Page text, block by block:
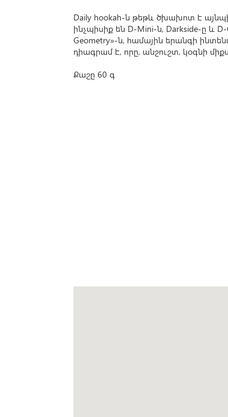
Daily hookah-ն թեթև ծխախոտ է
ինչպիսիք են D-Mini-ն, Darkside-ը և
Geometry»-ն, համային երանգի
դիագրամ է, որը, անշուշտ, կօգնի
Քաշը 60 գ